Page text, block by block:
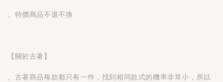
。特價商品不退不換
【關於古著】
。古著商品每款都只有一件，找到相同款式的機率非常小，所以